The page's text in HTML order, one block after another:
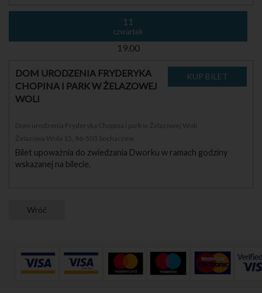
11
czwartek
19.00
DOM URODZENIA FRYDERYKA
CHOPINA I PARK W ŻELAZOWEJ
WOLI
Dom urodzenia Fryderyka Chopina i park w Żelazowej Woli
Żelazowa Wola 15, 96-503 Sochaczew
Bilet upoważnia do zwiedzania Dworku w ramach godziny
wskazanej na bilecie.